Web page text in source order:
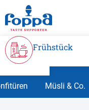
springen
Frühstück
Müsli & Co.